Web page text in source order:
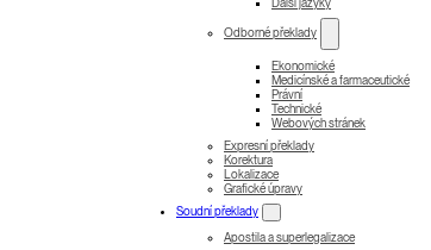
Odborné překlady
Ekonomické
Medicínské a farmaceutické
Právní
Technické
Webových stránek
Expresní překlady
Korektura
Lokalizace
Grafické úpravy
Soudní překlady
Apostila a superlegalizace